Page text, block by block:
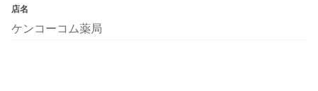
店名
ケンコーコム薬局